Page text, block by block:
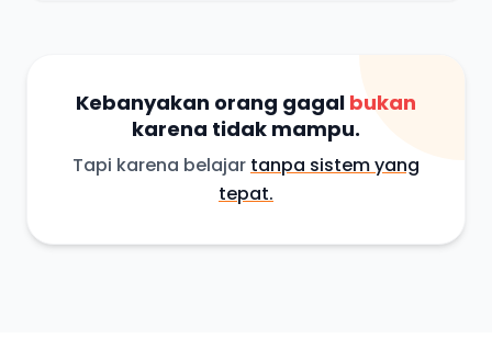
Kebanyakan orang gagal bukan
karena tidak mampu.
Tapi karena belajar tanpa sistem yang
tepat.